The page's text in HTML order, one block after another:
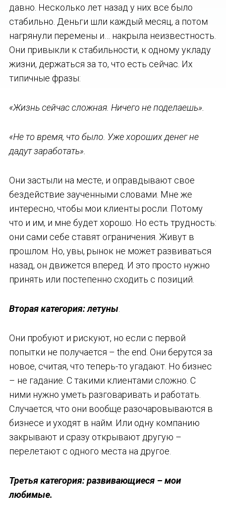
давно. Несколько лет назад у них все было
стабильно. Деньги шли каждый месяц, а потом
нагрянули перемены и… накрыла неизвестность.
Они привыкли к стабильности, к одному укладу
жизни, держаться за то, что есть сейчас. Их
типичные фразы:
«Жизнь сейчас сложная. Ничего не поделаешь».
«Не то время, что было. Уже хороших денег не
дадут заработать».
Они застыли на месте, и оправдывают свое
бездействие заученными словами. Мне же
интересно, чтобы мои клиенты росли. Потому
что и им, и мне будет хорошо. Но есть трудность:
они сами себе ставят ограничения. Живут в
прошлом. Но, увы, рынок не может развиваться
назад, он движется вперед. И это просто нужно
принять или постепенно сходить с позиций.
Вторая категория: летуны
Они пробуют и рискуют, но если с первой
попытки не получается – the end. Они берутся за
новое, считая, что теперь-то угадают. Но бизнес
– не гадание. С такими клиентами сложно. С
ними нужно уметь разговаривать и работать.
Случается, что они вообще разочаровываются в
бизнесе и уходят в найм. Или одну компанию
закрывают и сразу открывают другую –
перелетают с одного места на другое.
Третья категория: развивающиеся – мои
любимые.